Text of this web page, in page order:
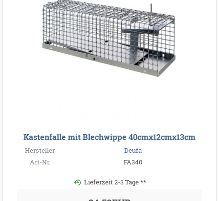
Kastenfalle mit Blechwippe 40cmx12cmx13cm
Hersteller
Deufa
Art-Nr.
FA340
Lieferzeit 2-3 Tage **